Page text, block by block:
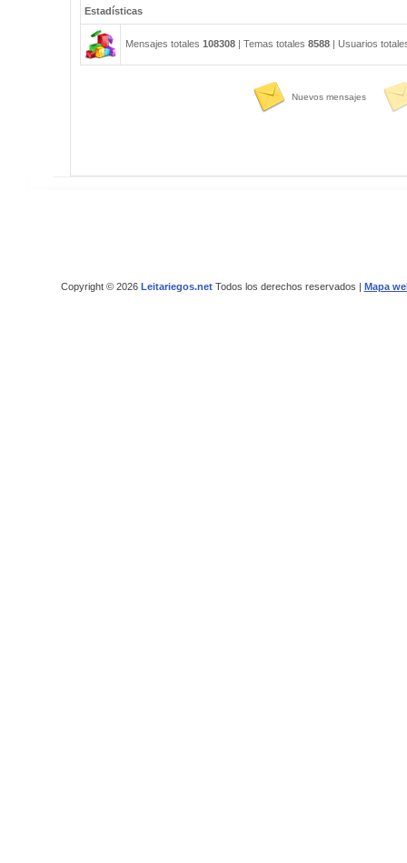
Estadísticas
Mensajes totales 108308| Temas totales 8588| Usuarios
Nuevos mensajes
Copyright © 2026 Leitariegos.netTodos los derechos reservados | Mapa